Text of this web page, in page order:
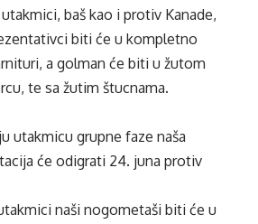
baš kao i protiv Kanade,
biti će u kompletno
a golman će biti u žutom
te sa žutim štucnama.
utakmicu grupne faze naša
će odigrati 24. juna protiv
naši nogometaši biti će u